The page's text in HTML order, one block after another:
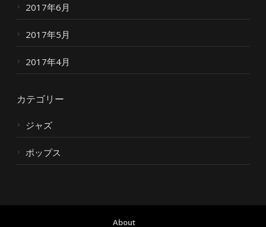
2017年6月
2017年5月
2017年4月
カテゴリー
ジャズ
ポップス
About